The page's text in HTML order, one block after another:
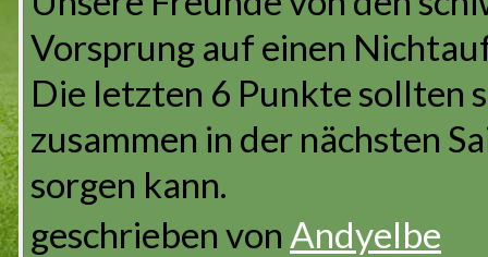
Vorsprung auf einen
Die letzten 6 Punkte sollten
zusammen in der nächsten
sorgen kann.
geschrieben von Andyelbe